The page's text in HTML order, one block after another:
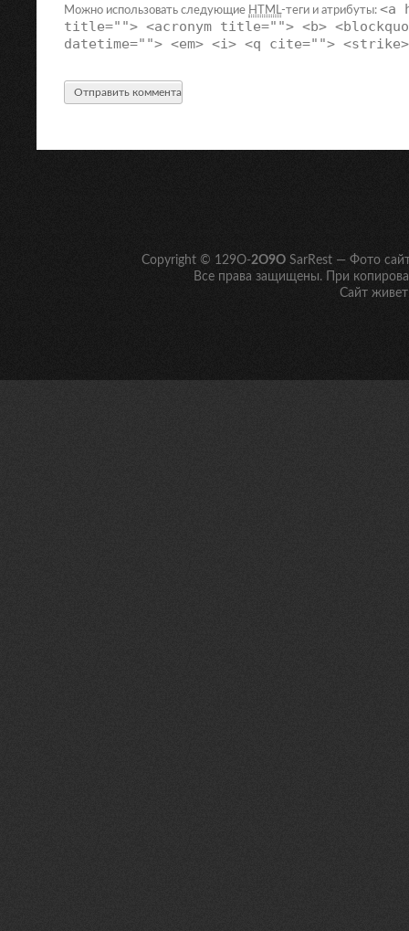
Можно использовать следующие HTML-теги и атрибуты: <a
title=""> <acronym title=""> <b>
datetime=""> <em> <i> <q cite="">
Copyright © 129O-2O9O SarRest — Фото
Все права защищены. При
Сайт живет